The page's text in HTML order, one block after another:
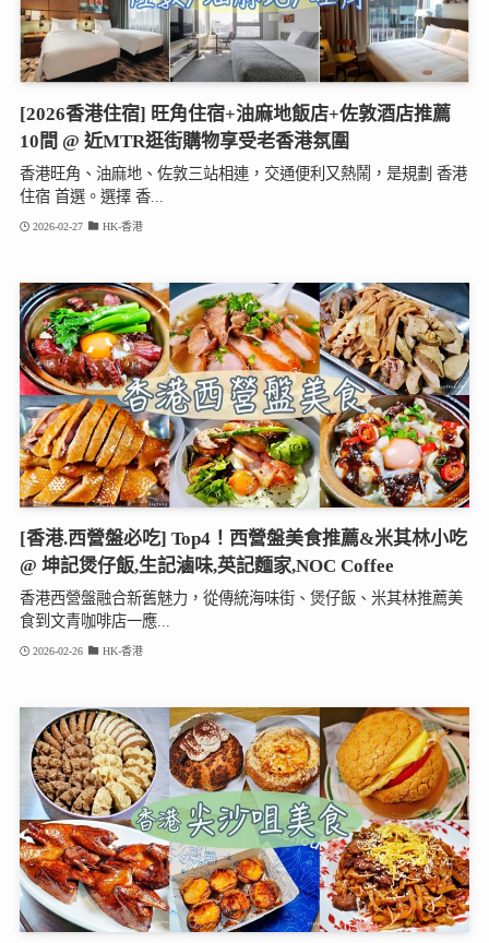
[2026香港住宿] 旺角住宿+油麻地飯店+佐敦酒店推薦
10間 @ 近MTR逛街購物享受老香港氛圍
香港旺角、油麻地、佐敦三站相連，交通便利又熱鬧，是規劃 香港
住宿 首選。選擇 香...
2026-02-27 HK-香港
[香港.西營盤必吃] Top4！西營盤美食推薦&米其林小吃
@ 坤記煲仔飯,生記滷味,英記麵家,NOC Coffee
香港西營盤融合新舊魅力，從傳統海味街、煲仔飯、米其林推薦美
食到文青咖啡店一應...
2026-02-26 HK-香港